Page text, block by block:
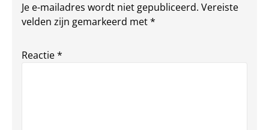
Je e-mailadres wordt niet gepubliceerd. Vereiste
velden zijn gemarkeerd met*
Reactie*